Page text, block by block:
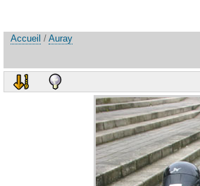
Accueil / Auray